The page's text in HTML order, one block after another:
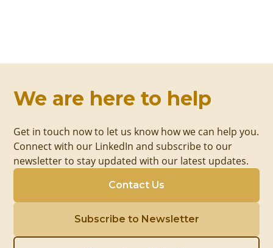
We are here to help
Get in touch now to let us know how we can help you.
Connect with our LinkedIn and subscribe to our
newsletter to stay updated with our latest updates.
Contact Us
Subscribe to Newsletter